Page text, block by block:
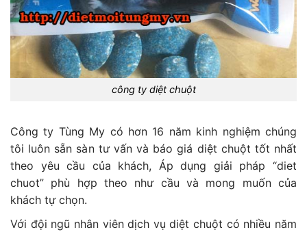
công ty diệt chuột
Công ty Tùng My có hơn 16 năm kinh nghiệm chúng
tôi luôn sẵn sàn tư vấn và báo giá diệt chuột tốt nhất
theo yêu cầu của khách, Áp dụng giải pháp “diet
chuot” phù hợp theo như cầu và mong muốn của
khách tự chọn.
Với đội ngũ nhân viên dịch vụ diệt chuột có nhiều năm